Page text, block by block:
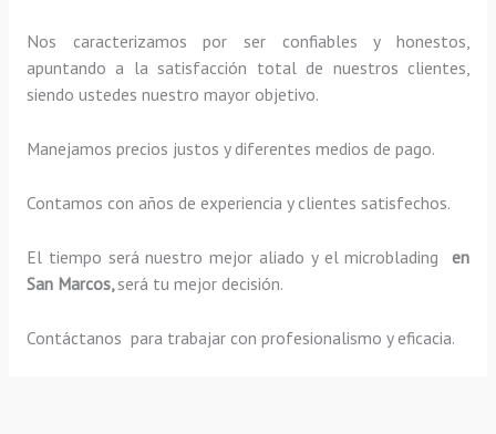
Nos caracterizamos por ser confiables y honestos,
apuntando a la satisfacción total de nuestros clientes,
siendo ustedes nuestro mayor objetivo.
Manejamos precios justos y diferentes medios de pago.
Contamos con años de experiencia y clientes satisfechos.
El tiempo será nuestro mejor aliado y elmicroblading en
San Marcos, será tu mejor decisión.
Contáctanos para trabajar con profesionalismo y eficacia.